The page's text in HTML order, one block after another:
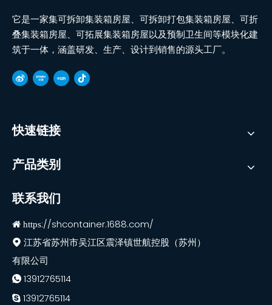
它是一家集可拆卸集装箱房屋、可拆卸打包集装箱房屋、可折
叠集装箱房屋、可拓展集装箱房屋以及预制卫生间等模块化建
筑于一体，涵盖研发、生产、设计到销售的源头工厂。
快速链接
产品类别
联系我们
 https://shcontainer.1688.com/
 江苏省苏州市吴江区震泽镇世航控股（苏州）
有限公司
 13912765114
 13912765114